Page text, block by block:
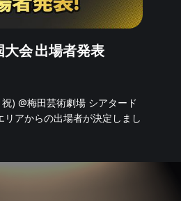
大会 出場者発表
) @梅田芸術劇場 シアタード
アからの出場者が決定しまし